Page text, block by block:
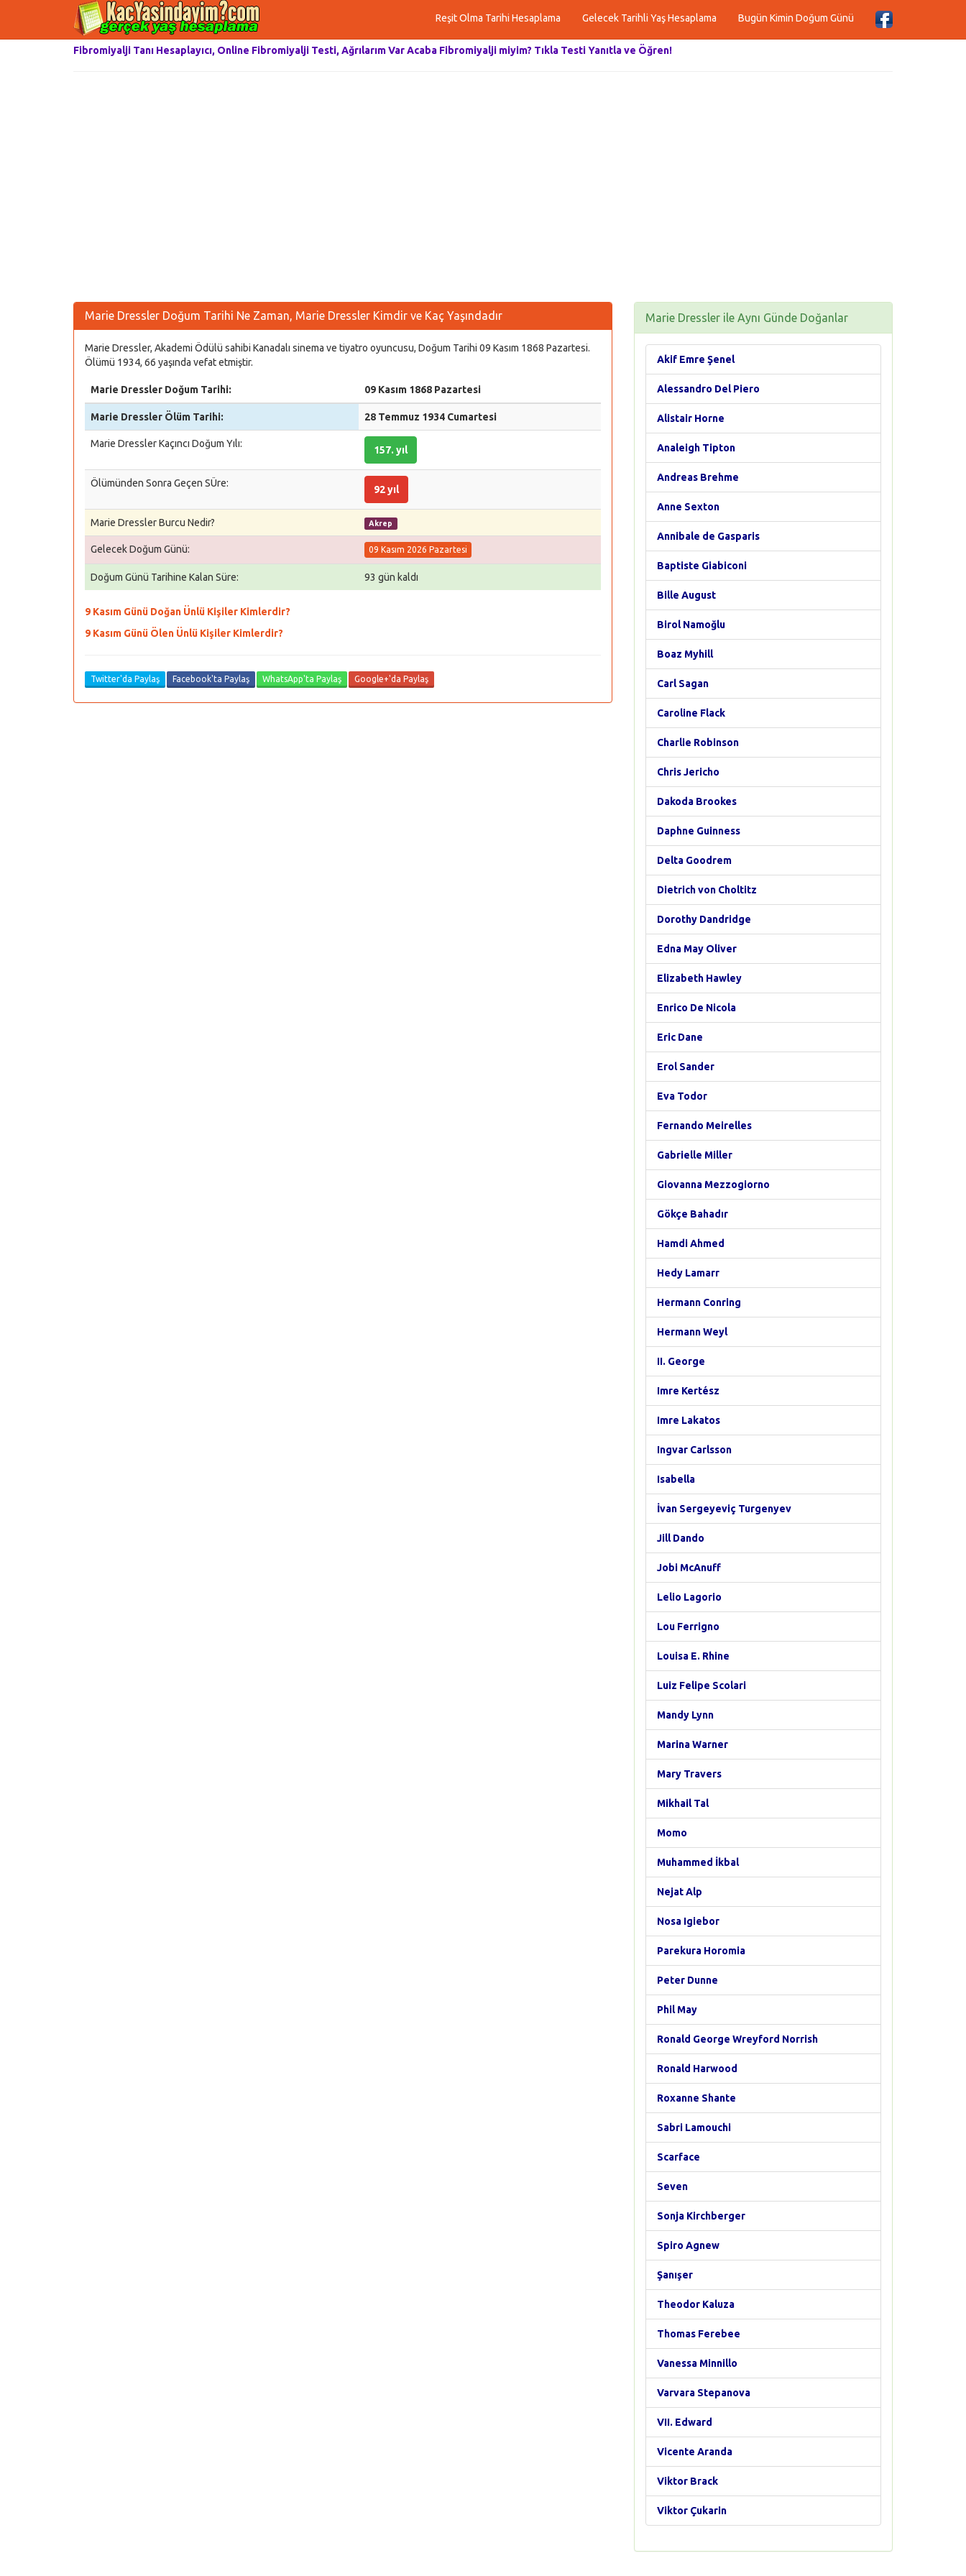
Reşit Olma Tarihi Hesaplama Gelecek Tarihli Yaş Hesaplama Bugün Kimin Doğum Günü
Fibromiyalji Tanı Hesaplayıcı, Online Fibromiyalji Testi, Ağrılarım Var Acaba Fibromiyalji miyim? Tıkla Testi Yanıtla ve Öğren!
Marie Dressler Doğum Tarihi Ne Zaman, Marie Dressler Kimdir ve Kaç Yaşındadır
Marie Dressler, Akademi Ödülü sahibi Kanadalı sinema ve tiyatro oyuncusu, Doğum Tarihi 09 Kasım 1868 Pazartesi.
Ölümü 1934, 66 yaşında vefat etmiştir.
Marie Dressler Doğum Tarihi: 09 Kasım 1868 Pazartesi
Marie Dressler Ölüm Tarihi: 28 Temmuz 1934 Cumartesi
Marie Dressler Kaçıncı Doğum Yılı:
157. yıl
Ölümünden Sonra Geçen SÜre:
92 yıl
Marie Dressler Burcu Nedir? Akrep
Gelecek Doğum Günü: 09 Kasım 2026 Pazartesi
Doğum Günü Tarihine Kalan Süre: 93 gün kaldı
9 Kasım Günü Doğan Ünlü Kişiler Kimlerdir?
9 Kasım Günü Ölen Ünlü Kişiler Kimlerdir?
Twitter'da Paylaş Facebook'ta Paylaş WhatsApp'ta Paylaş Google+'da Paylaş
Marie Dressler ile Aynı Günde Doğanlar
Akif Emre Şenel
Alessandro Del Piero
Alistair Horne
Analeigh Tipton
Andreas Brehme
Anne Sexton
Annibale de Gasparis
Baptiste Giabiconi
Bille August
Birol Namoğlu
Boaz Myhill
Carl Sagan
Caroline Flack
Charlie Robinson
Chris Jericho
Dakoda Brookes
Daphne Guinness
Delta Goodrem
Dietrich von Choltitz
Dorothy Dandridge
Edna May Oliver
Elizabeth Hawley
Enrico De Nicola
Eric Dane
Erol Sander
Eva Todor
Fernando Meirelles
Gabrielle Miller
Giovanna Mezzogiorno
Gökçe Bahadır
Hamdi Ahmed
Hedy Lamarr
Hermann Conring
Hermann Weyl
II. George
Imre Kertész
Imre Lakatos
Ingvar Carlsson
Isabella
İvan Sergeyeviç Turgenyev
Jill Dando
Jobi McAnuff
Lelio Lagorio
Lou Ferrigno
Louisa E. Rhine
Luiz Felipe Scolari
Mandy Lynn
Marina Warner
Mary Travers
Mikhail Tal
Momo
Muhammed İkbal
Nejat Alp
Nosa Igiebor
Parekura Horomia
Peter Dunne
Phil May
Ronald George Wreyford Norrish
Ronald Harwood
Roxanne Shante
Sabri Lamouchi
Scarface
Seven
Sonja Kirchberger
Spiro Agnew
Şanışer
Theodor Kaluza
Thomas Ferebee
Vanessa Minnillo
Varvara Stepanova
VII. Edward
Vicente Aranda
Viktor Brack
Viktor Çukarin